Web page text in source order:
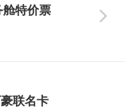
特价票
联名卡